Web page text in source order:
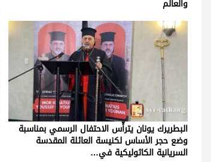
والعالم
البطريرك يونان يترأّس الاحتفال الرسمي بمناسبة
وضع حجر الأساس لكنيسة العائلة المقدسة
السريانية الكاثوليكية في…